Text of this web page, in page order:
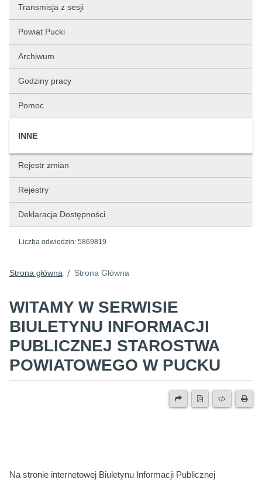
Transmisja z sesji
Powiat Pucki
Archiwum
Godziny pracy
Pomoc
INNE
Rejestr zmian
Rejestry
Deklaracja Dostępności
Liczba odwiedzin: 5869819
Strona główna / Strona Główna
WITAMY W SERWISIE
BIULETYNU INFORMACJI
PUBLICZNEJ STAROSTWA
POWIATOWEGO W PUCKU
Na stronie internetowej Biuletynu Informacji Publicznej